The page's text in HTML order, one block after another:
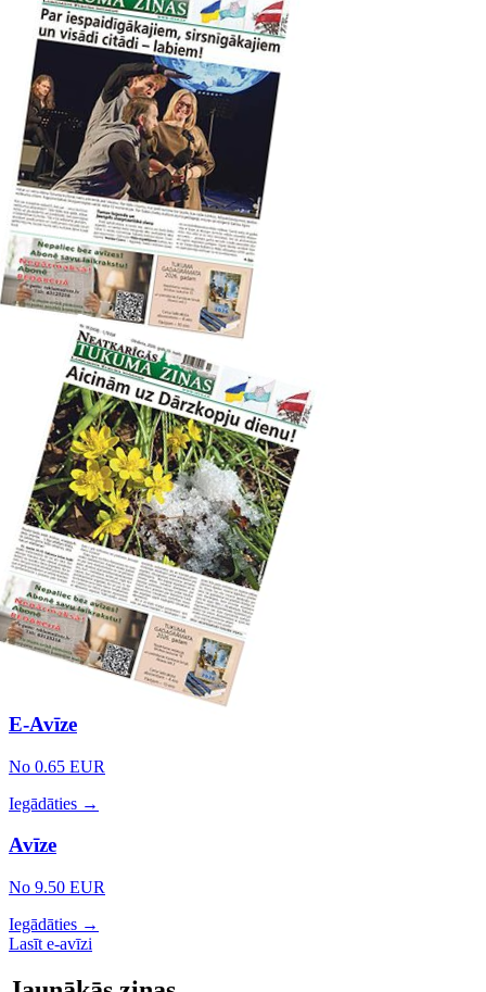
E-Avīze
No 0.65 EUR
Iegādāties →
Avīze
No 9.50 EUR
Iegādāties →
Lasīt e-avīzi